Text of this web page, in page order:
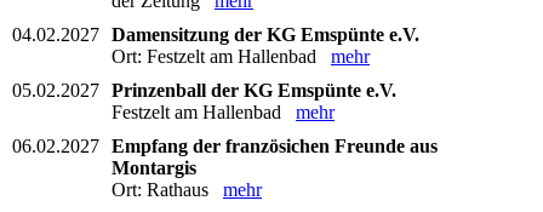
04.02.2027 Damensitzung der KG Emspünte e.V.
Ort: Festzelt am Hallenbad mehr
05.02.2027 Prinzenball der KG Emspünte e.V.
Festzelt am Hallenbad mehr
06.02.2027 Empfang der französichen Freunde aus
Montargis
Ort: Rathaus mehr